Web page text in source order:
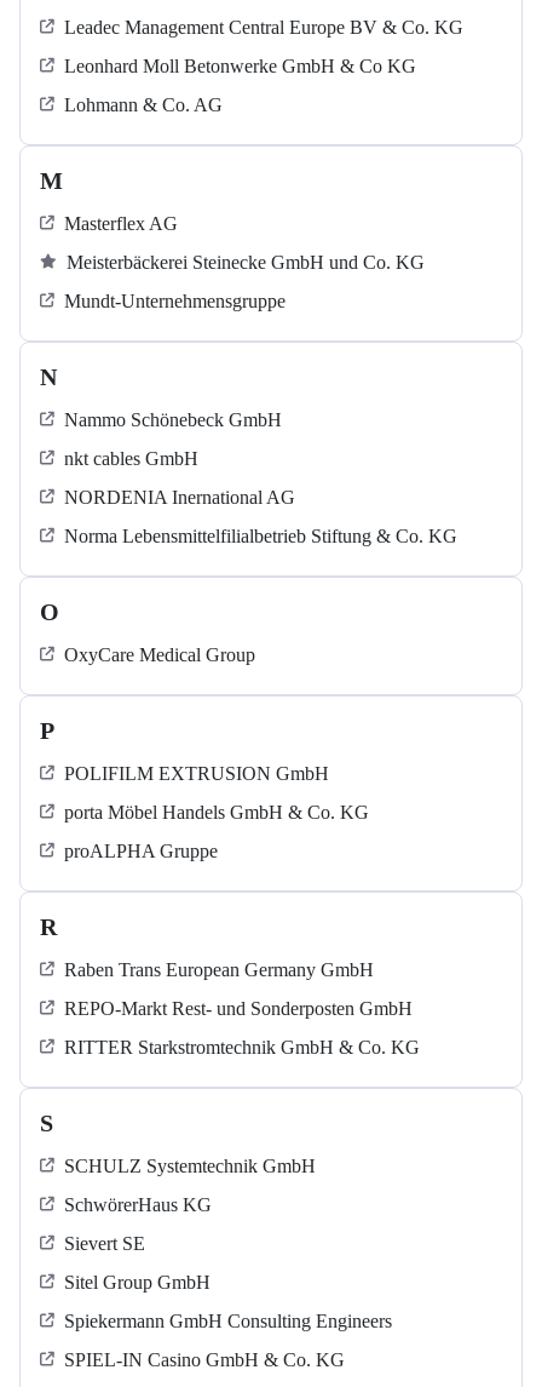
Leadec Management Central Europe BV & Co. KG
Leonhard Moll Betonwerke GmbH & Co KG
Lohmann & Co. AG
M
Masterflex AG
Meisterbäckerei Steinecke GmbH und Co. KG
Mundt-Unternehmensgruppe
N
Nammo Schönebeck GmbH
nkt cables GmbH
NORDENIA Inernational AG
Norma Lebensmittelfilialbetrieb Stiftung & Co. KG
O
OxyCare Medical Group
P
POLIFILM EXTRUSION GmbH
porta Möbel Handels GmbH & Co. KG
proALPHA Gruppe
R
Raben Trans European Germany GmbH
REPO-Markt Rest- und Sonderposten GmbH
RITTER Starkstromtechnik GmbH & Co. KG
S
SCHULZ Systemtechnik GmbH
SchwörerHaus KG
Sievert SE
Sitel Group GmbH
Spiekermann GmbH Consulting Engineers
SPIEL-IN Casino GmbH & Co. KG